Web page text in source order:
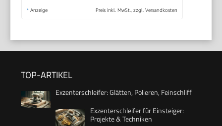
* Anzeige Preis inkl. MwSt., zzgl. Versandkosten
TOP-ARTIKEL
Exzenterschleifer: Glätten, Polieren, Feinschliff
Exzenterschleifer für Einsteiger:
Projekte & Techniken